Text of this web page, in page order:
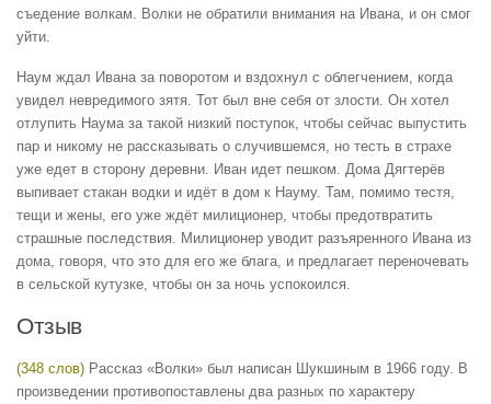
съедение волкам. Волки не обратили внимания на Ивана, и он смог
уйти.
Наум ждал Ивана за поворотом и вздохнул с облегчением, когда
увидел невредимого зятя. Тот был вне себя от злости. Он хотел
отлупить Наума за такой низкий поступок, чтобы сейчас выпустить
пар и никому не рассказывать о случившемся, но тесть в страхе
уже едет в сторону деревни. Иван идет пешком. Дома Дягтерёв
выпивает стакан водки и идёт в дом к Науму. Там, помимо тестя,
тещи и жены, его уже ждёт милиционер, чтобы предотвратить
страшные последствия. Милиционер уводит разъяренного Ивана из
дома, говоря, что это для его же блага, и предлагает переночевать
в сельской кутузке, чтобы он за ночь успокоился.
Отзыв
(348 слов) Рассказ «Волки» был написан Шукшиным в 1966 году. В
произведении противопоставлены два разных по характеру